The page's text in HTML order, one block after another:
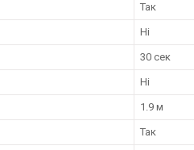
Так
Ні
30 сек
Ні
1.9 м
Так